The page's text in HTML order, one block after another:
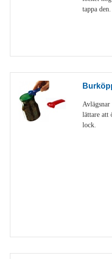
tappa den.
lättare att
lock.